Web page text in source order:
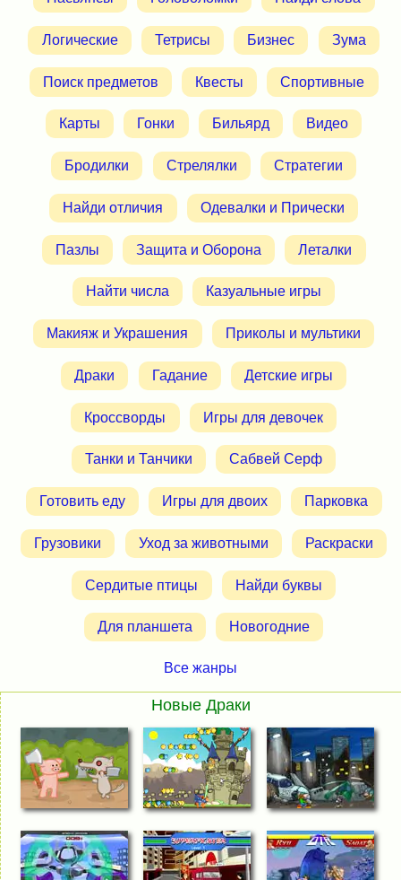
Логические Тетрисы Бизнес Зума
Поиск предметов Квесты Спортивные
Карты Гонки Бильярд Видео
Бродилки Стрелялки Стратегии
Найди отличия Одевалки и Прически
Пазлы Защита и Оборона Леталки
Найти числа Казуальные игры
Макияж и Украшения Приколы и мультики
Драки Гадание Детские игры
Кроссворды Игры для девочек
Танки и Танчики Сабвей Серф
Готовить еду Игры для двоих Парковка
Грузовики Уход за животными Раскраски
Сердитые птицы Найди буквы
Для планшета Новогодние
Все жанры
Новые Драки